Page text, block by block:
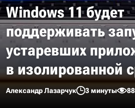
Windows 11 будет
поддерживать
устаревших
в изолированной
Александр Лазарчук 3 минуты